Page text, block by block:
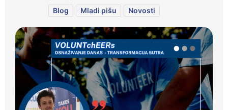
Blog Mladi pišu Novosti